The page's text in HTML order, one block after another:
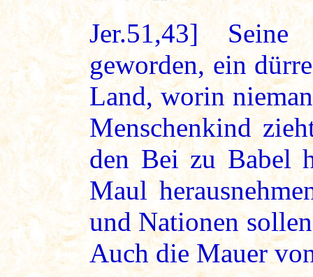
Jer.51,43]
geworden, ein
Land, worin
Menschenkind
den Bei zu Babel
Maul
und Nationen
Auch die Mauer